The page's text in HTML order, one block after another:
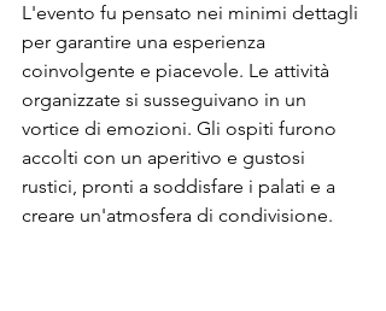
L'evento fu pensato nei minimi dettagli
per garantire una esperienza
coinvolgente e piacevole. Le attività
organizzate si susseguivano in un
vortice di emozioni. Gli ospiti furono
accolti con un aperitivo e gustosi
rustici, pronti a soddisfare i palati e a
creare un'atmosfera di condivisione.